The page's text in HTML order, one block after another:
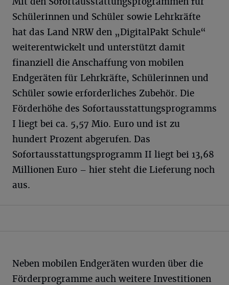
Schülerinnen und Schüler sowie Lehrkräfte
hat das Land NRW den „DigitalPakt Schule“
weiterentwickelt und unterstützt damit
finanziell die Anschaffung von mobilen
Endgeräten für Lehrkräfte, Schülerinnen und
Schüler sowie erforderliches Zubehör. Die
Förderhöhe des Sofortausstattungsprogramms
I liegt bei ca. 5,57 Mio. Euro und ist zu
hundert Prozent abgerufen. Das
Sofortausstattungsprogramm II liegt bei 13,68
Millionen Euro – hier steht die Lieferung noch
aus.
Neben mobilen Endgeräten wurden über die
Förderprogramme auch weitere Investitionen